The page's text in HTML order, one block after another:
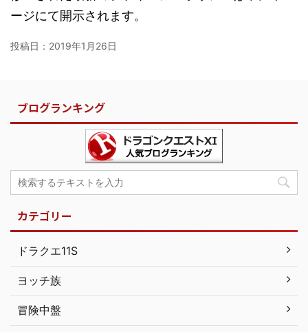
ージにて開示されます。
投稿日： 2019年1月26日
ブログランキング
カテゴリー
ドラクエ11S
ヨッチ族
冒険中盤